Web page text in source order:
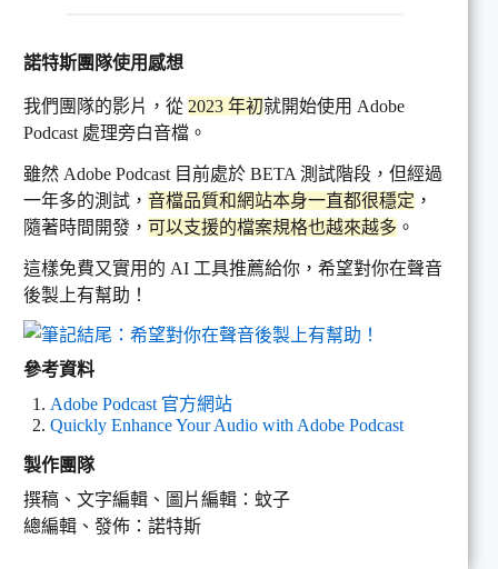
諾特斯團隊使用感想
我們團隊的影片，從 2023 年初就開始使用 Adobe
Podcast 處理旁白音檔。
雖然 Adobe Podcast 目前處於 BETA 測試階段，但經過
一年多的測試， 音檔品質和網站本身一直都很穩定 ，
隨著時間開發， 可以支援的檔案規格也越來越多 。
這樣免費又實用的 AI 工具推薦給你，希望對你在聲音
後製上有幫助！
參考資料
Adobe Podcast 官方網站
Quickly Enhance Your Audio with Adobe Podcast
製作團隊
撰稿、文字編輯、圖片編輯：蚊子
總編輯、發佈：諾特斯